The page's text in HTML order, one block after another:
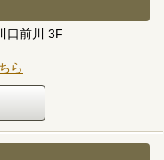
口前川 3F
ら